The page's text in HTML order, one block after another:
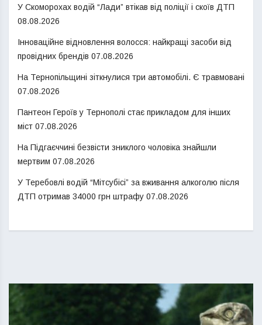
У Скоморохах водій “Лади” втікав від поліції і скоїв ДТП
08.08.2026
Інноваційне відновлення волосся: найкращі засоби від
провідних брендів 07.08.2026
На Тернопільщині зіткнулися три автомобілі. Є травмовані
07.08.2026
Пантеон Героїв у Тернополі стає прикладом для інших
міст 07.08.2026
На Підгаєччині безвісти зниклого чоловіка знайшли
мертвим 07.08.2026
У Теребовлі водій “Мітсубісі” за вживання алкоголю після
ДТП отримав 34000 грн штрафу 07.08.2026